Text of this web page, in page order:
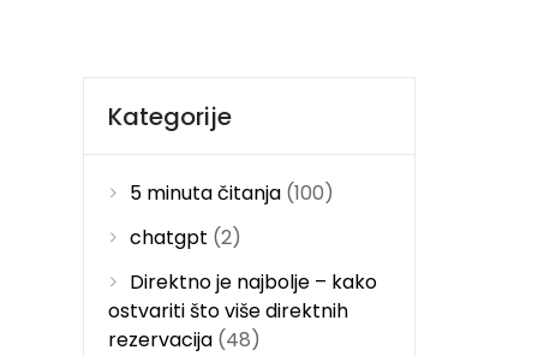
Kategorije
5 minuta čitanja(100)
chatgpt (2)
Direktno je najbolje – kako
ostvariti što više direktnih
rezervacija(48)